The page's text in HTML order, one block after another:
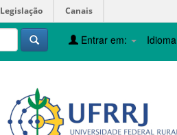
Legislação Canais
Idioma
Entrar em: